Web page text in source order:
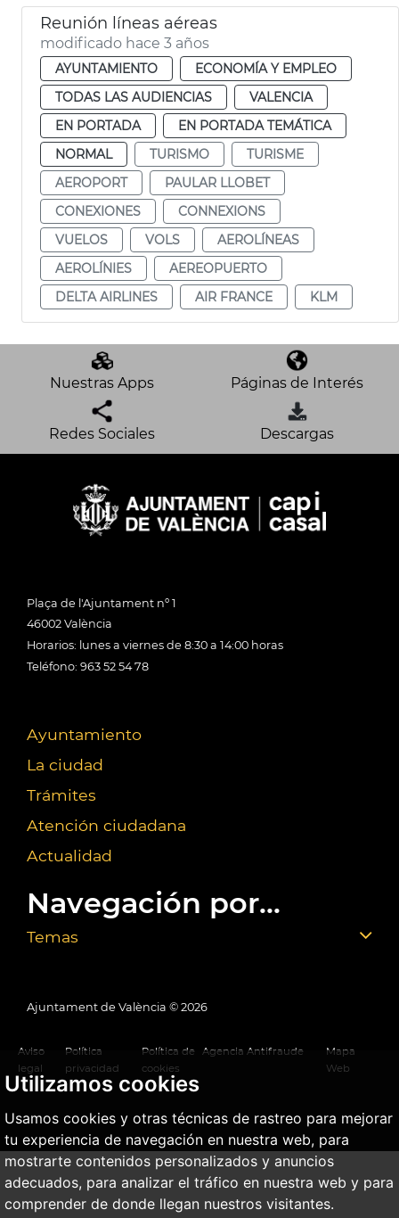
Utilizamos cookies
Usamos cookies y otras técnicas de rastreo para mejorar
tu experiencia de navegación en nuestra web, para
mostrarte contenidos personalizados y anuncios
adecuados, para analizar el tráfico en nuestra web y para
comprender de donde llegan nuestros visitantes.
Reunión líneas aéreas
modificado hace 3 años
AYUNTAMIENTO
ECONOMÍA Y EMPLEO
TODAS LAS AUDIENCIAS
VALENCIA
EN PORTADA
EN PORTADA TEMÁTICA
NORMAL
TURISMO
TURISME
AEROPORT
PAULAR LLOBET
CONEXIONES
CONNEXIONS
VUELOS
VOLS
AEROLÍNEAS
AEROLÍNIES
AEREOPUERTO
DELTA AIRLINES
AIR FRANCE KLM
Nuestras Apps Páginas de Interés
Redes Sociales Descargas
Plaça de l'Ajuntament nº 1
46002 València
Horarios: lunes a viernes de 8:30 a 14:00 horas
Teléfono: 963 52 54 78
Ayuntamiento
La ciudad
Trámites
Atención ciudadana
Actualidad
Navegación por...
Temas
Ajuntament de València © 2026
Aviso
legal
Política
privacidad
Política de
cookies
Agencia Antifraude
Mapa
Web